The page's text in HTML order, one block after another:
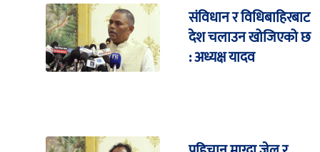
संविधान र विधिबाहिरबाट
देश चलाउन खोजिएको छ
: अध्यक्ष यादव